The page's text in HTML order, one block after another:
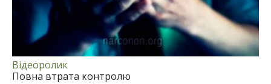
Відеоролик
Повна втрата контролю